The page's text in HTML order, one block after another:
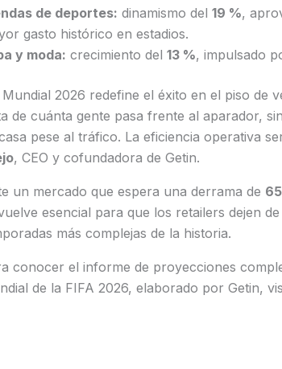
de deportes: dinamismo del 19 %,
gasto histórico en estadios.
y moda: crecimiento del 13 %, impulsado
Mundial 2026 redefine el éxito en el piso de
de cuánta gente pasa frente al aparador,
pese al tráfico. La eficiencia operativa
, CEO y cofundadora de Getin.
un mercado que espera una derrama de
esencial para que los retailers dejen
más complejas de la historia.
conocer el informe de proyecciones
de la FIFA 2026, elaborado por Getin,